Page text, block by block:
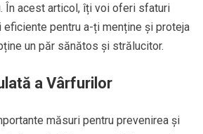
În acest articol, îți voi oferi sfaturi
pentru a-ți menține și proteja
un păr sănătos și strălucitor.
a Vârfurilor
măsuri pentru prevenirea și